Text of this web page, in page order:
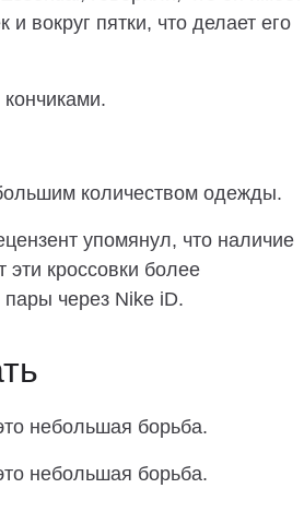
вокруг пятки, что делает его
количеством одежды.
упомянул, что наличие
эти кроссовки более
через Nike iD.
небольшая борьба.
небольшая борьба.